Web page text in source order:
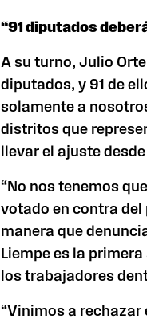
“91 diputados
A su turno, Julio
diputados, y 91 de
solamente a
distritos que
llevar el ajuste
“No nos tenemos
votado en contra del
manera que
Liempe es la
los trabajadores
“Vinimos a rechazar